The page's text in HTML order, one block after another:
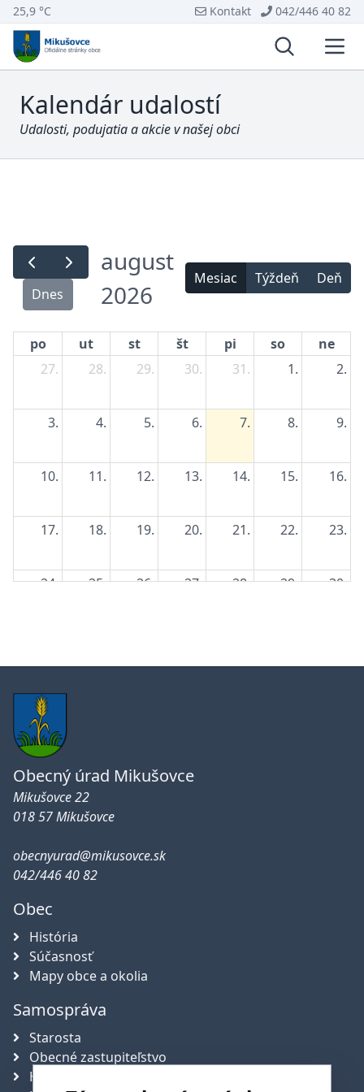
25,9 °C Kontakt 042/446 40 82
Vyhľadávanie
Kalendár udalostí
Udalosti, podujatia a akcie v našej obci
Dnes
august
2026
Mesiac Týždeň Deň
po ut st št pi so
ne
27.
28. 29. 30. 31. 1. 2.
3. 4. 5. 6. 7. 8. 9.
10. 11. 12. 13. 14. 15. 16.
17. 18. 19. 20. 21. 22. 23.
24. 25. 26. 27. 28. 29. 30.
Obecný úrad Mikušovce
Mikušovce 22
018 57 Mikušovce
obecnyurad@mikusovce.sk
042/446 40 82
Obec
História
Súčasnosť
Mapy obce a okolia
Samospráva
Starosta
Obecné zastupiteľstvo
Hlavný kontrolór obce